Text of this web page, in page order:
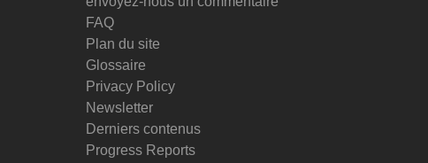
FAQ
Plan du site
Glossaire
Privacy Policy
Newsletter
Derniers contenus
Progress Reports